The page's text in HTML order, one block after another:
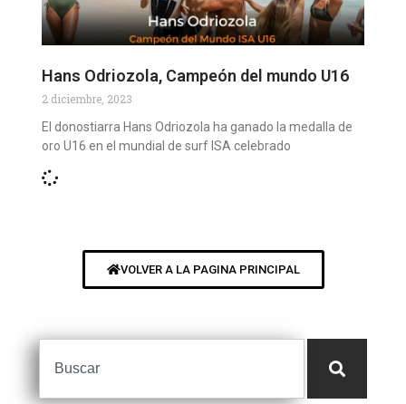
Hans Odriozola, Campeón del mundo U16
2 diciembre, 2023
El donostiarra Hans Odriozola ha ganado la medalla de
oro U16 en el mundial de surf ISA celebrado
VOLVER A LA PAGINA PRINCIPAL